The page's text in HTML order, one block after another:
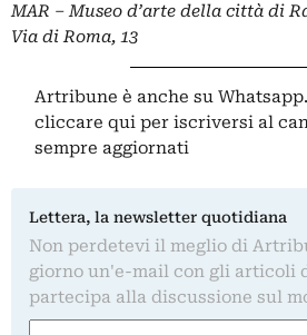
MAR – Museo d’arte della città di
Via di Roma, 13
Artribune è anche su
cliccare qui per iscriversi al
sempre aggiornati
Lettera, la newsletter quotidiana
Non perdetevi il meglio di
giorno un'e-mail con gli articoli
partecipa alla discussione sul